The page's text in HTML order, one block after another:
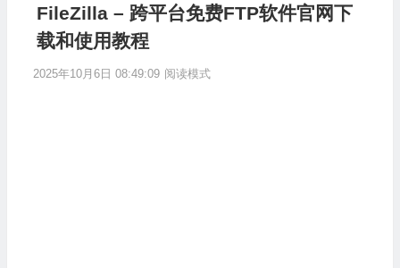
FileZilla – 跨平台免费FTP软件官网下
载和使用教程
2025年10月6日 08:49:09 阅读模式